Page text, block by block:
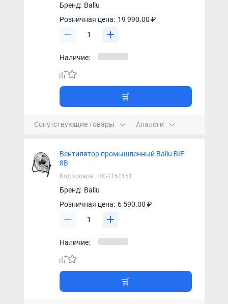
Бренд: Ballu
Розничная цена: 19 990.00 ₽
Наличие:
Сопутствующие товары Аналоги
Вентилятор промышленный Ballu BIF-
8B
Код товара: НС-1161151
Бренд: Ballu
Розничная цена: 6 590.00 ₽
Наличие: